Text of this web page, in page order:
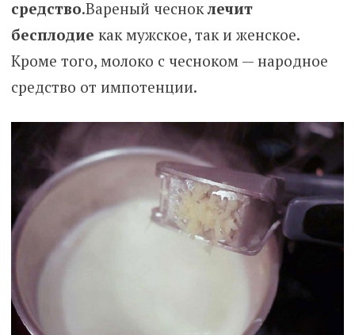
средство.Вареный чесноклечит
бесплодие как мужское, так и женское.
Кроме того, молоко с чесноком — народное
средство от импотенции.